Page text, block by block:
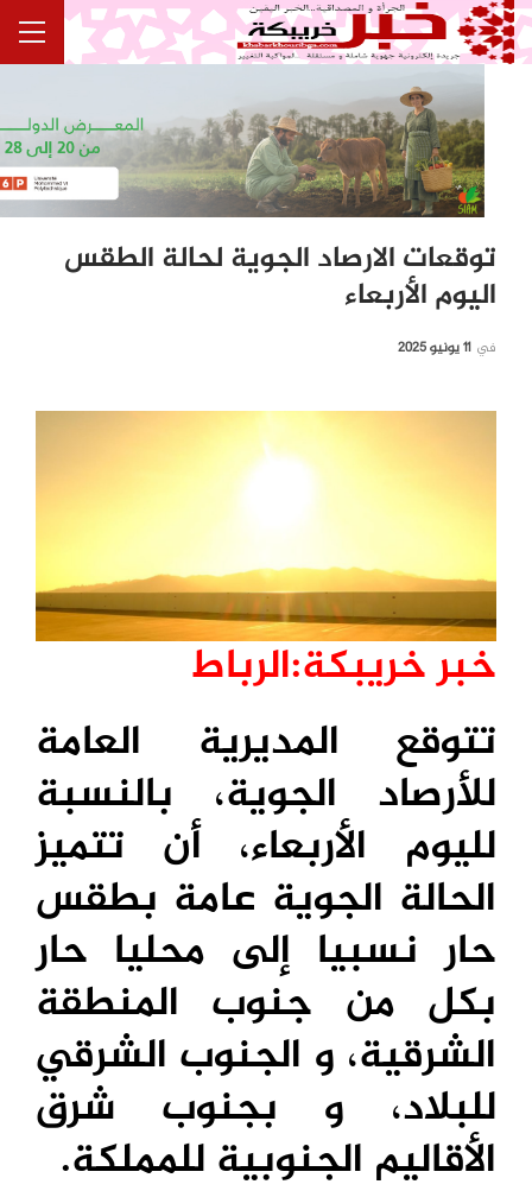
توقعات الارصاد الجوية لحالة الطقس
اليوم الأربعاء
في 11 يونيو 2025
خبر خريبكة:الرباط
تتوقع المديرية العامة
للأرصاد الجوية، بالنسبة
لليوم الأربعاء، أن تتميز
الحالة الجوية عامة بطقس
حار نسبيا إلى محليا حار
بكل من جنوب المنطقة
الشرقية، و الجنوب الشرقي
للبلاد، و بجنوب شرق
الأقاليم الجنوبية للمملكة.